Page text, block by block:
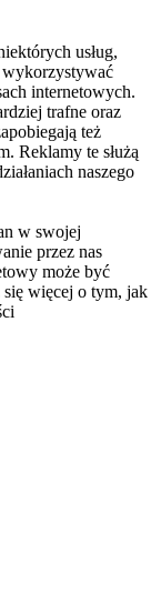
usług,
internetowych.
trafne oraz
też
Reklamy te służą
naszego
w swojej
przez nas
może być
więcej o tym, jak